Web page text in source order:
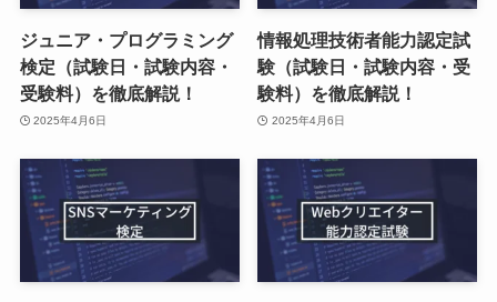
ジュニア・プログラミング
検定（試験日・試験内容・
受験料）を徹底解説！
2025年4月6日
情報処理技術者能力認定試
験（試験日・試験内容・受
験料）を徹底解説！
2025年4月6日